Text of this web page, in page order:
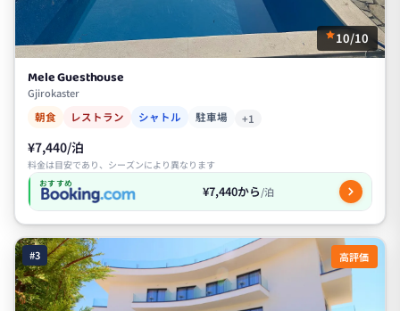
10/10
Mele Guesthouse
Gjirokaster
朝食
レストラン シャトル 駐車場 +1
¥7,440/泊
料金は目安であり、シーズンにより異なります
おすすめ ¥7,440から/泊
#3 高評価